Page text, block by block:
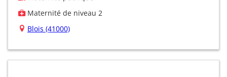
Maternité de niveau 2
Blois (41000)